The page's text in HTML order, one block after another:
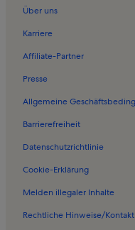
Über uns
Karriere
Affiliate-Partner
Presse
Allgemeine
Barrierefreiheit
Datenschutzrichtlinie
Cookie-Erklärung
Melden illegaler Inhalte
Rechtliche Hinweise/Kontakt